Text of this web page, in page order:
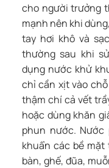
cho người trưởng
mạnh nên khi
tay hơi khô và
thường sau khi
dụng nước khử
chỉ cần xịt vào
thậm chí cả vết
hoặc dùng khăn
phun nước.
khuẩn các bề
bàn, ghế, đũa,